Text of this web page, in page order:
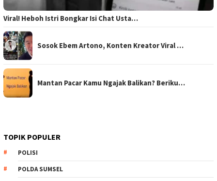
Viral! Heboh Istri Bongkar Isi Chat Usta…
Sosok Ebem Artono, Konten Kreator Viral …
Mantan Pacar Kamu Ngajak Balikan? Beriku…
TOPIK POPULER
POLISI
POLDA SUMSEL